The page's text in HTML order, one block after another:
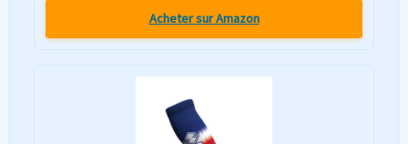
Acheter sur Amazon